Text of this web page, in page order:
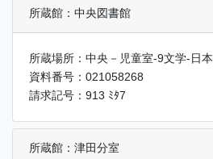
所蔵館：中央図書館
所蔵場所：中央－児童室-9文学-日本
資料番号：021058268
請求記号：913 ﾐﾀ7
所蔵館：津田分室